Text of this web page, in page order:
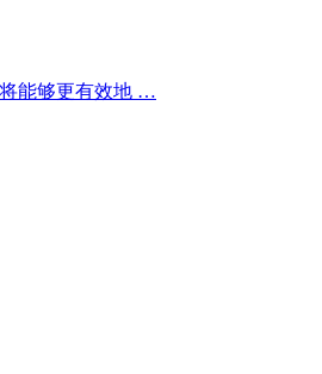
能够更有效地 …